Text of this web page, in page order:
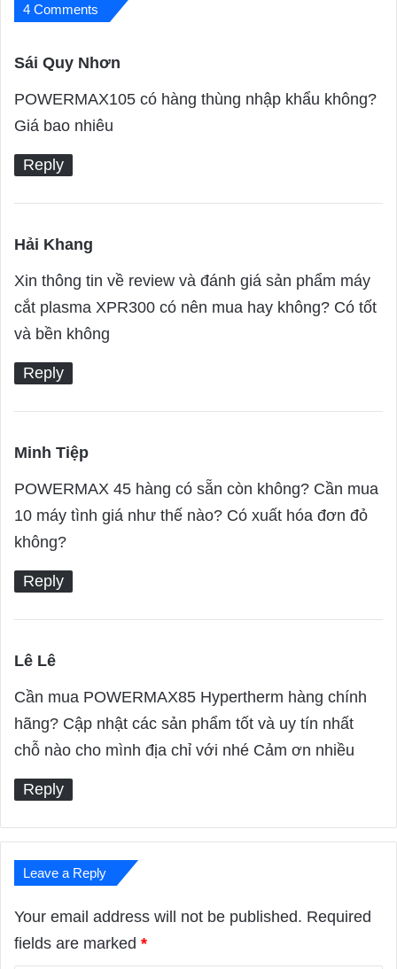
4 Comments
Sái Quy Nhơn
a
POWERMAX105 có hàng thùng nhập khẩu không?
Giá bao nhiêu
Reply
Hải Khang
y
s
Xin thông tin về review và đánh giá sản phẩm máy
cắt plasma XPR300 có nên mua hay không? Có tốt
và bền không
Reply
Minh Tiệp
a
y
POWERMAX 45 hàng có sẵn còn không? Cần mua
10 máy tình giá như thế nào? Có xuất hóa đơn đỏ
không?
Reply
Lê Lê
y
s
Cần mua POWERMAX85 Hypertherm hàng chính
hãng? Cập nhật các sản phẩm tốt và uy tín nhất
chỗ nào cho mình địa chỉ với nhé Cảm ơn nhiều
Reply
Leave a Reply
Your email address will not be published. Required
fields are marked *